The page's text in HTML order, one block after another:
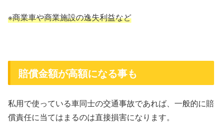
※商業車や商業施設の逸失利益など
賠償金額が高額になる事も
私用で使っている車同士の交通事故であれば、一般的に賠
償責任に当てはまるのは直接損害になります。